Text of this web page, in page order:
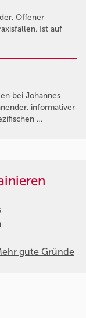
Offener
Ist auf
bei Johannes
informativer
…
gute Gründe